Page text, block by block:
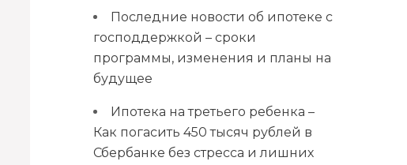
Последние новости об ипотеке с
господдержкой – сроки
программы, изменения и планы на
будущее
Ипотека на третьего ребенка –
Как погасить 450 тысяч рублей в
Сбербанке без стресса и лишних